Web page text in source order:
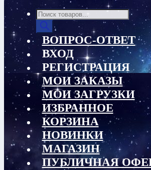
Поиск
товаров
ВОПРОС-ОТВЕТ
ВХОД
РЕГИСТРАЦИЯ
МОИ ЗАКАЗЫ
МОИ ЗАГРУЗКИ
ИЗБРАННОЕ
КОРЗИНА
НОВИНКИ
МАГАЗИН
ПУБЛИЧНАЯ